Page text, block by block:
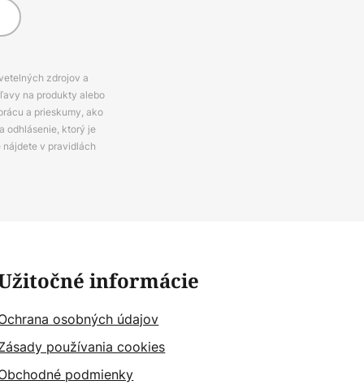
zdrojov a
na produkty alebo
a prieskumy, ako
odhlásenie, ktorý je
nájdete v pravidlách
informácie
osobných údajov
používania cookies
podmienky